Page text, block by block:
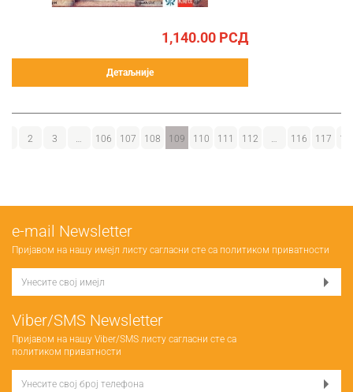
1,140.00 РСД
Детаљније
2 3 106 107 108 109 110 111 112 116 117
е-mail Newsletter
Пријавом на нашу имејл листу сагласни сте са политиком приватности
Viber/SMS Newsletter
Пријавом на нашу Viber/SMS листу сагласни сте са
политиком приватности